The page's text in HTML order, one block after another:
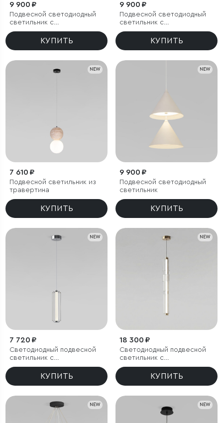
9 900 ₽
Подвесной светодиодный
светильник с
утяжелителем
КУПИТЬ
9 900 ₽
Подвесной светодиодный
светильник с
утяжелителем
КУПИТЬ
NEW
7 610 ₽
Подвесной светильник из
травертина
КУПИТЬ
NEW
9 900 ₽
Подвесной светодиодный
светильник
КУПИТЬ
NEW
7 720 ₽
Светодиодный подвесной
светильник с
регулировкой высоты
КУПИТЬ
NEW
18 300 ₽
Светодиодный подвесной
светильник с
регулировкой цветовой
температурыКУПИТЬ
NEW NEW